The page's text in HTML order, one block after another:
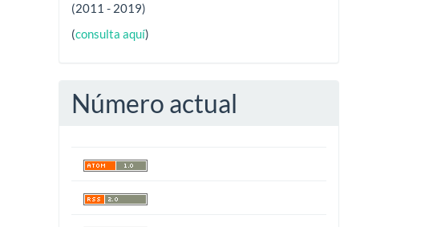
(2011 - 2019)
(consulta aquí)
Número actual